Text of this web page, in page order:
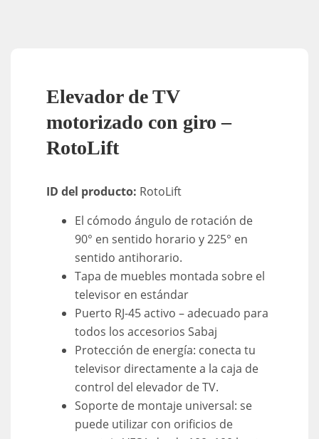
Elevador de TV
motorizado con giro –
RotoLift
ID del producto: RotoLift
El cómodo ángulo de rotación de
90° en sentido horario y 225° en
sentido antihorario.
Tapa de muebles montada sobre el
televisor en estándar
Puerto RJ-45 activo – adecuado para
todos los accesorios Sabaj
Protección de energía: conecta tu
televisor directamente a la caja de
control del elevador de TV.
Soporte de montaje universal: se
puede utilizar con orificios de